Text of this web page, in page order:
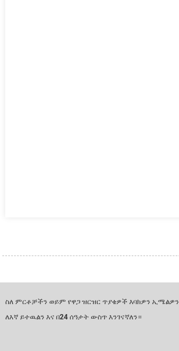
ስለ ምርቶቻችን ወይም የዋጋ ዝርዝር ጥያቄዎች እባክዎን ኢሜልዎን
ለእኛ ይተዉልን እና በ24 ሰዓታት ውስጥ እንገናኛለን።